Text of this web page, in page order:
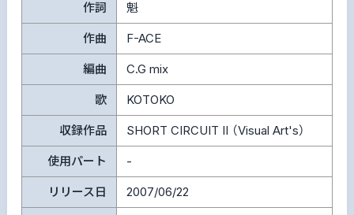
作詞 魁
作曲 F-ACE
編曲 C.G mix
歌 KOTOKO
収録作品 SHORT CIRCUIT II （Visual Art's）
使用パート -
リリース日 2007/06/22